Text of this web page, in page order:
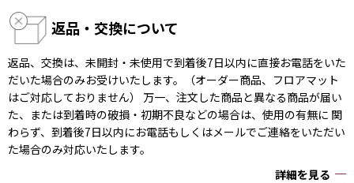
返品・交換について
返品、交換は、未開封・未使用で到着後7日以内に直接お電話をいた
だいた場合のみお受けいたします。（オーダー商品、フロアマット
はご対応しておりません） 万一、注文した商品と異なる商品が届い
た、または到着時の破損・初期不良などの場合は、使用の有無に 関
わらず、到着後7日以内にお電話もしくはメールでご連絡をいただい
た場合のみ対応いたします。
詳細を見る